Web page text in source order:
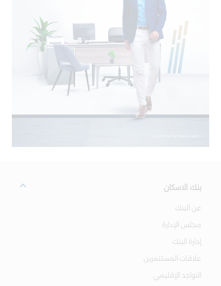
بنك الاسكان
عن البنك
مجلس الإدارة
إدارة البنك
علاقات المستثمرين
التواجد الإقليمي